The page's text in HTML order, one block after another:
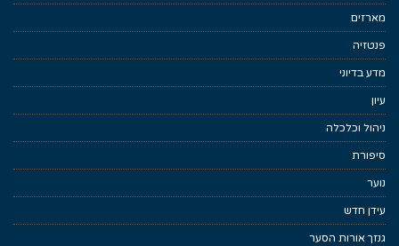
מארזים
פנטזיה
מדע בדיוני
עיון
ניהול וכלכלה
סיפורת
נוער
עידן חדש
גנזך אורות הסער